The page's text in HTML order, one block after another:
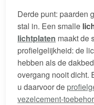
Derde punt: paarden
stal in. Een smalle
lichtplaten maakt de
profielgelijkheid: de
hebben als de
overgang nooit dicht.
u daarvoor de
vezelcement-